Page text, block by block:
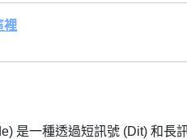
裡
是一種透過短訊號 (Dit) 和長